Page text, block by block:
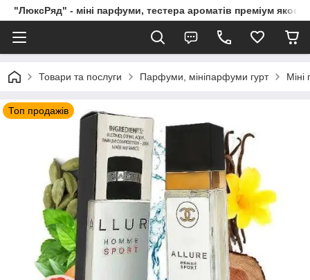
"ЛюксРяд" - міні парфуми, тестера ароматів преміум
Товари та послуги Парфуми, мініпарфуми гурт
Топ продажів